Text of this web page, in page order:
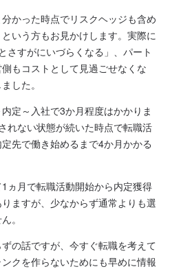
分かった時点でリスクヘッジも含め
いう方もお見かけします。 実際に
さすがにいづらくなる」、パート
もコストとして見過ごせなくな
した。
定～入社で3か月程度はかかりま
れない状態が続いた時点で転職活
先で働き始めるまで4か月かかる
ヵ月で転職活動開始から内定獲得
ますが、少なからず通常よりも選
。
の話ですが、今すぐ転職を考えて
クを作らないためにも早めに情報